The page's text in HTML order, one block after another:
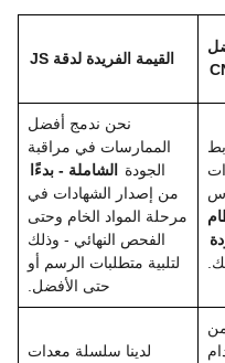
القيمة الفريدة لدقة JS
نحن ندمج أفضل
الممارسات في مراقبة
الجودة الشاملة - بدءًا
من إصدار الشهادات في
مرحلة المواد الخام وحتى
الفحص النهائي - وذلك
لتلبية متطلبات الرسم أو
حتى الأفضل.
لدينا سلسلة معدات